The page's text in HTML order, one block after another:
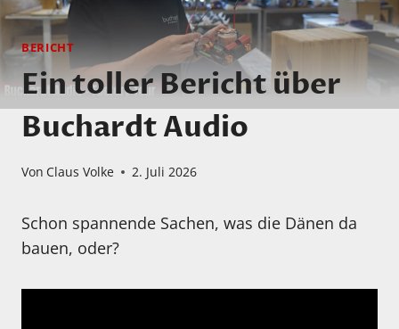
BERICHT
Ein toller Bericht über
Buchardt Audio
Von Claus Volke 2. Juli 2026
Schon spannende Sachen, was die Dänen da
bauen, oder?